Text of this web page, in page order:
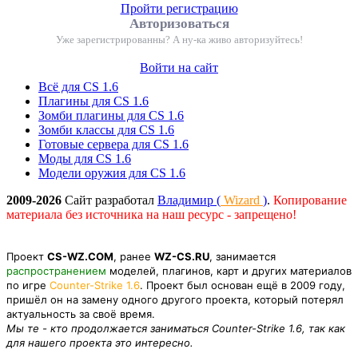
Пройти регистрацию
Авторизоваться
Уже зарегистрированны? А ну-ка живо авторизуйтесь!
Войти на сайт
Всё для CS 1.6
Плагины для CS 1.6
Зомби плагины для CS 1.6
Зомби классы для CS 1.6
Готовые сервера для CS 1.6
Моды для CS 1.6
Модели оружия для CS 1.6
2009-2026 Сайт разработал Владимир ( Wizard ). Копирование
материала без источника на наш ресурс - запрещено!
Проект CS-WZ.COM, ранее WZ-CS.RU, занимается
распространением моделей, плагинов, карт и других материалов
по игре Counter-Strike 1.6. Проект был основан ещё в 2009 году,
пришёл он на замену одного другого проекта, который потерял
актуальность за своё время.
Мы те - кто продолжается заниматься Counter-Strike 1.6, так как
для нашего проекта это интересно.